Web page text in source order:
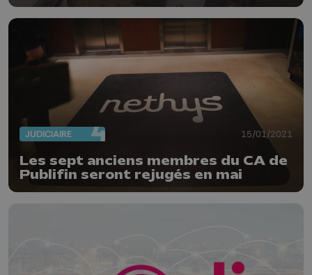
JUDICIAIRE 15/01/2021
Les sept anciens membres du CA de
Publifin seront rejugés en mai